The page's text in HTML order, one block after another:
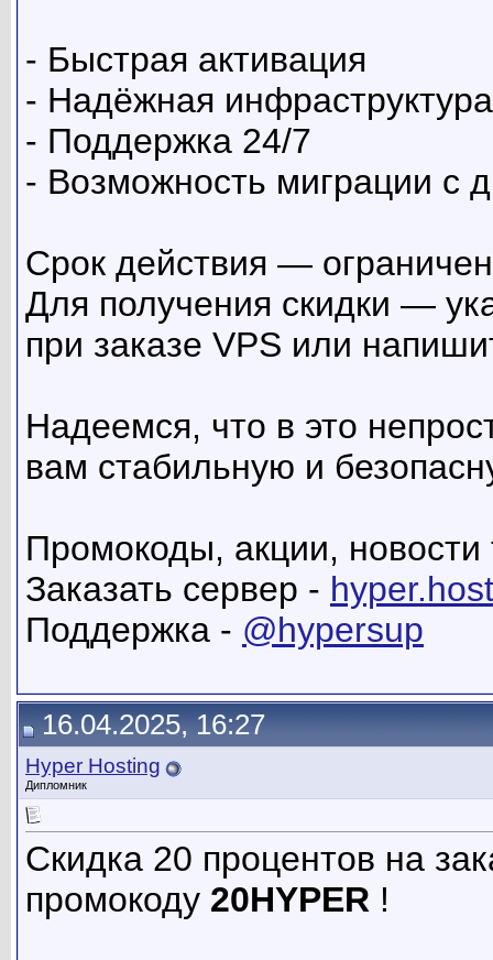
- Быстрая активация
- Надёжная инфраструктура
- Поддержка 24/7
- Возможность миграции с
Срок действия —
Для получения скидки —
при заказе VPS или
Надеемся, что в это
вам стабильную и
Промокоды, акции, новости
Заказать сервер -
Поддержка - @hypersup
16.04.2025, 16:27
Hyper Hosting
Дипломник
Скидка 20 процентов на
промокоду 20HYPER !